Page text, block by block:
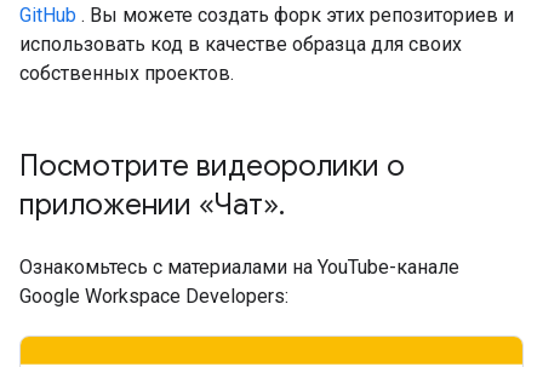
GitHub . Вы можете создать форк этих репозиториев и
использовать код в качестве образца для своих
собственных проектов.
Посмотрите видеоролики о
приложении «Чат».
Ознакомьтесь с материалами на YouTube-канале
Google Workspace Developers: